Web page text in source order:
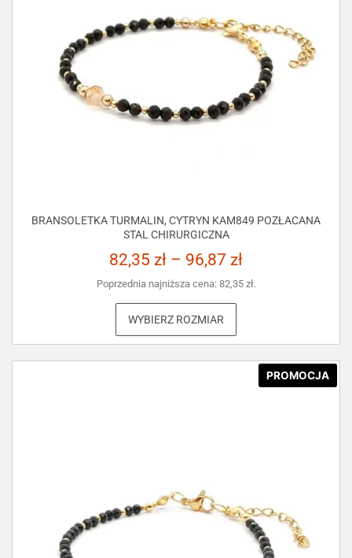
BRANSOLETKA TURMALIN, CYTRYN KAM849 POZŁACANA
STAL CHIRURGICZNA
82,35 zł – 96,87 zł
Poprzednia najniższa cena: 82,35 zł.
WYBIERZ ROZMIAR
PROMOCJA